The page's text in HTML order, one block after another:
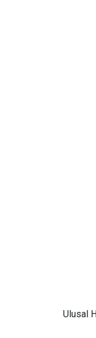
Ulusal